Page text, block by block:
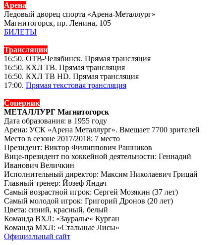
Арена
Ледовый дворец спорта «Арена-Металлург»
Магнитогорск, пр. Ленина, 105
БИЛЕТЫ
Трансляции
16:50. ОТВ-Челябинск. Прямая трансляция
16:50. КХЛ ТВ. Прямая трансляция
16:50. КХЛ ТВ HD. Прямая трансляция
17:00. Прямая текстовая трансляция
Соперник
МЕТАЛЛУРГ Магнитогорск
Дата образования: в 1955 году
Арена: УСК «Арена Металлург». Вмещает 7700 зрителей
Место в сезоне 2017/2018: 7 место
Президент: Виктор Филиппович Рашников
Вице-президент по хоккейной деятельности: Геннадий
Иванович Величкин
Исполнительный директор: Максим Николаевич Грицай
Главный тренер: Йозеф Яндач
Самый возрастной игрок: Сергей Мозякин (37 лет)
Самый молодой игрок: Григорий Дронов (20 лет)
Цвета: синий, красный, белый
Команда ВХЛ: «Зауралье» Курган
Команда МХЛ: «Стальные Лисы»
Официальный сайт